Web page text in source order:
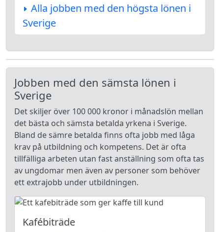
Alla jobben med den högsta lönen i
Sverige
Jobben med den sämsta lönen i
Sverige
Det skiljer över 100 000 kronor i månadslön mellan
det bästa och sämsta betalda yrkena i Sverige.
Bland de sämre betalda finns ofta jobb med låga
krav på utbildning och kompetens. Det är ofta
tillfälliga arbeten utan fast anställning som ofta tas
av ungdomar men även av personer som behöver
ett extrajobb under utbildningen.
Kafébiträde